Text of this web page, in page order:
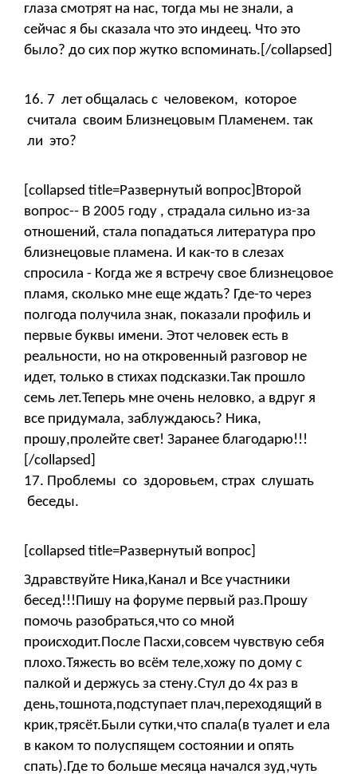
глаза смотрят на нас, тогда мы не знали, а
сейчас я бы сказала что это индеец. Что это
было? до сих пор жутко вспоминать.[/collapsed]
16. 7 лет общалась с человеком, которое
считала своим Близнецовым Пламенем. так
ли это?
[collapsed title=Развернутый вопрос]Второй
вопрос-- В 2005 году , страдала сильно из-за
отношений, стала попадаться литература про
близнецовые пламена. И как-то в слезах
спросила - Когда же я встречу свое близнецовое
пламя, сколько мне еще ждать? Где-то через
полгода получила знак, показали профиль и
первые буквы имени. Этот человек есть в
реальности, но на откровенный разговор не
идет, только в стихах подсказки.Так прошло
семь лет.Теперь мне очень неловко, а вдруг я
все придумала, заблуждаюсь? Ника,
прошу,пролейте свет! Заранее благодарю!!!
[/collapsed]
17. Проблемы со здоровьем, страх слушать
беседы.
[collapsed title=Развернутый вопрос]
Здравствуйте Ника,Канал и Все участники
бесед!!!Пишу на форуме первый раз.Прошу
помочь разобраться,что со мной
происходит.После Пасхи,совсем чувствую себя
плохо.Тяжесть во всём теле,хожу по дому с
палкой и держусь за стену.Стул до 4х раз в
день,тошнота,подступает плач,переходящий в
крик,трясёт.Были сутки,что спала(в туалет и ела
в каком то полуспящем состоянии и опять
спать).Где то больше месяца начался зуд,чуть